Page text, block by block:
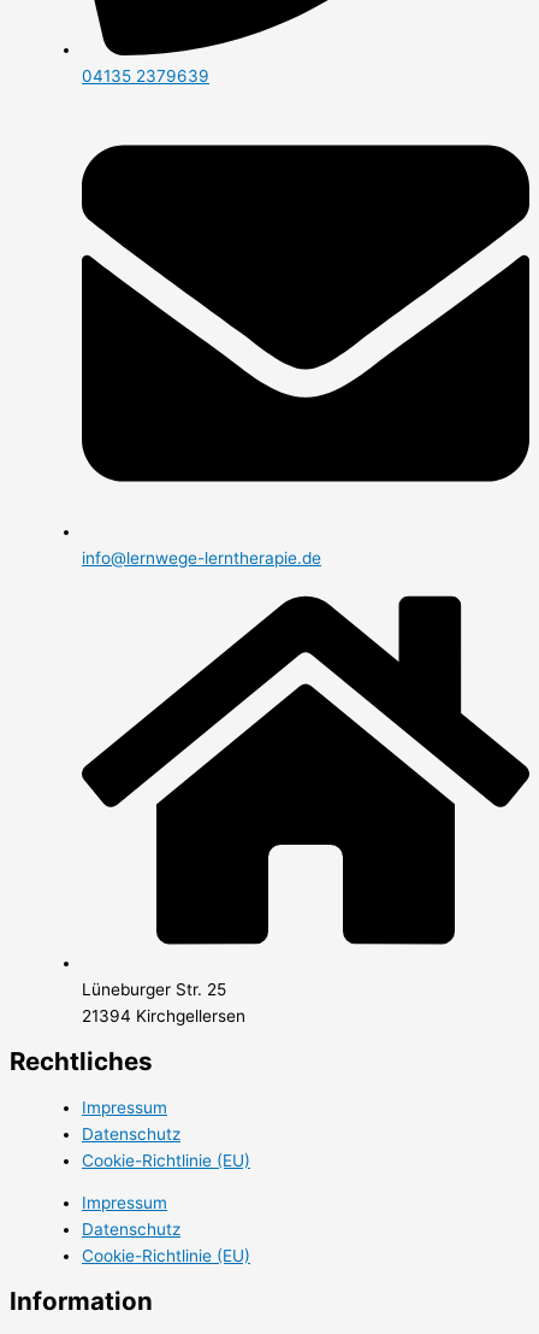
04135 2379639
info@lernwege-lerntherapie.de
Lüneburger Str. 25
21394 Kirchgellersen
Rechtliches
Impressum
Datenschutz
Cookie-Richtlinie (EU)
Impressum
Datenschutz
Cookie-Richtlinie (EU)
Information